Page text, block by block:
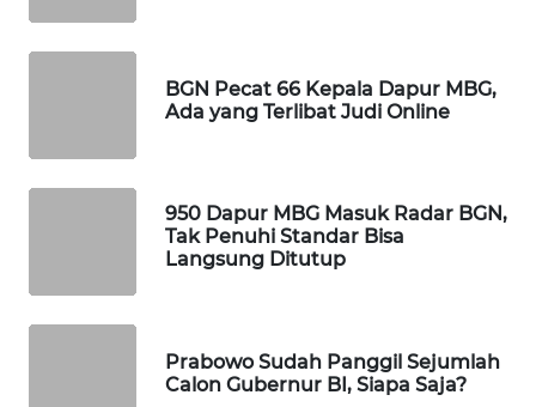
BGN Pecat 66 Kepala Dapur MBG,
Ada yang Terlibat Judi Online
950 Dapur MBG Masuk Radar BGN,
Tak Penuhi Standar Bisa
Langsung Ditutup
Prabowo Sudah Panggil Sejumlah
Calon Gubernur BI, Siapa Saja?
UMKM